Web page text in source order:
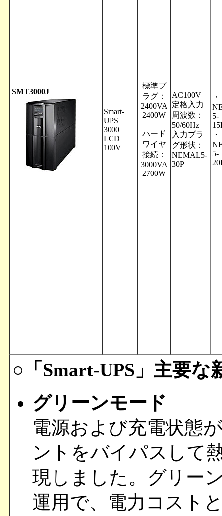
SMT3000J
Smart-
UPS
3000
LCD
100V
標準プ
ラグ：
2400VA
2400W
ハード
ワイヤ
接続：
3000VA
2700W
AC100V
定格入力
周波数：
50/60Hz
入力プラ
グ形状：
NEMAL5-
30P
・
5-
・
5-
○「Smart-UPS」主要な
グリーンモード
電源および充電状態
ントをバイパスして
現しました。グリー
運用で、電力コスト